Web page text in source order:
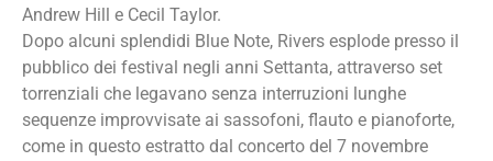
Andrew Hill e Cecil Taylor.
Dopo alcuni splendidi Blue Note, Rivers esplode presso il
pubblico dei festival negli anni Settanta, attraverso set
torrenziali che legavano senza interruzioni lunghe
sequenze improvvisate ai sassofoni, flauto e pianoforte,
come in questo estratto dal concerto del 7 novembre